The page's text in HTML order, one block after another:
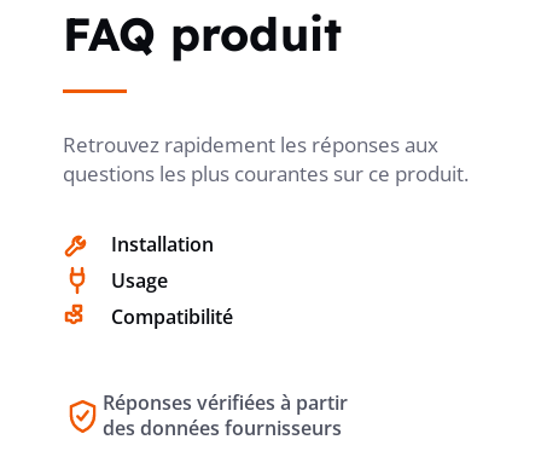
FAQ produit
Retrouvez rapidement les réponses aux
questions les plus courantes sur ce produit.
Installation
Usage
Compatibilité
Réponses vérifiées à partir
des données fournisseurs